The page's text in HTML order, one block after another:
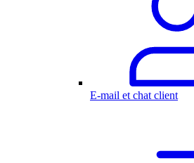
E-mail et chat client